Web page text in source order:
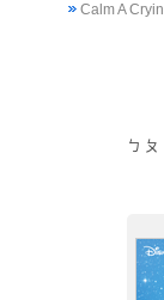
Calm A
ㄅ ㄆ